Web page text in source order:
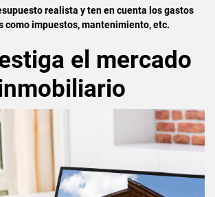
realista y ten en cuenta los gastos
como impuestos, mantenimiento, etc.
el mercado